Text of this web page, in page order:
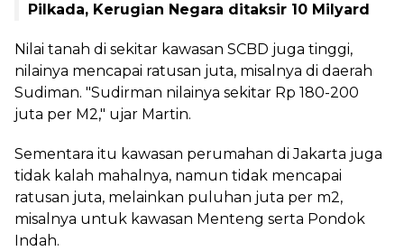
Pilkada, Kerugian Negara ditaksir 10 Milyard
Nilai tanah di sekitar kawasan SCBD juga tinggi,
nilainya mencapai ratusan juta, misalnya di daerah
Sudiman. "Sudirman nilainya sekitar Rp 180-200
juta per M2," ujar Martin.
Sementara itu kawasan perumahan di Jakarta juga
tidak kalah mahalnya, namun tidak mencapai
ratusan juta, melainkan puluhan juta per m2,
misalnya untuk kawasan Menteng serta Pondok
Indah.